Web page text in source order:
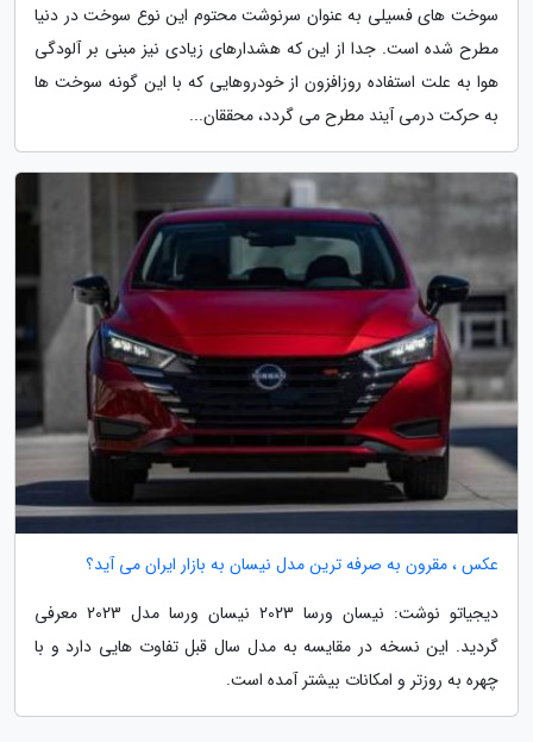
سوخت های فسیلی به عنوان سرنوشت محتوم این نوع سوخت در دنیا
مطرح شده است. جدا از این که هشدارهای زیادی نیز مبنی بر آلودگی
هوا به علت استفاده روزافزون از خودروهایی که با این گونه سوخت ها
به حرکت درمی آیند مطرح می گردد، محققان...
عکس ، مقرون به صرفه ترین مدل نیسان به بازار ایران می آید؟
دیجیاتو نوشت: نیسان ورسا 2023 نیسان ورسا مدل 2023 معرفی
گردید. این نسخه در مقایسه به مدل سال قبل تفاوت هایی دارد و با
چهره به روزتر و امکانات بیشتر آمده است.